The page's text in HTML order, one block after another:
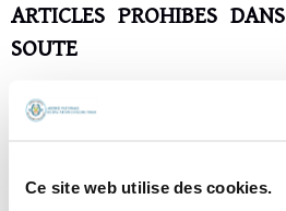
Ce site web utilise des cookies.
ARTICLES PROHIBES
SOUTE
passagers d’emporter les objets suivants
aéronef, notamment :